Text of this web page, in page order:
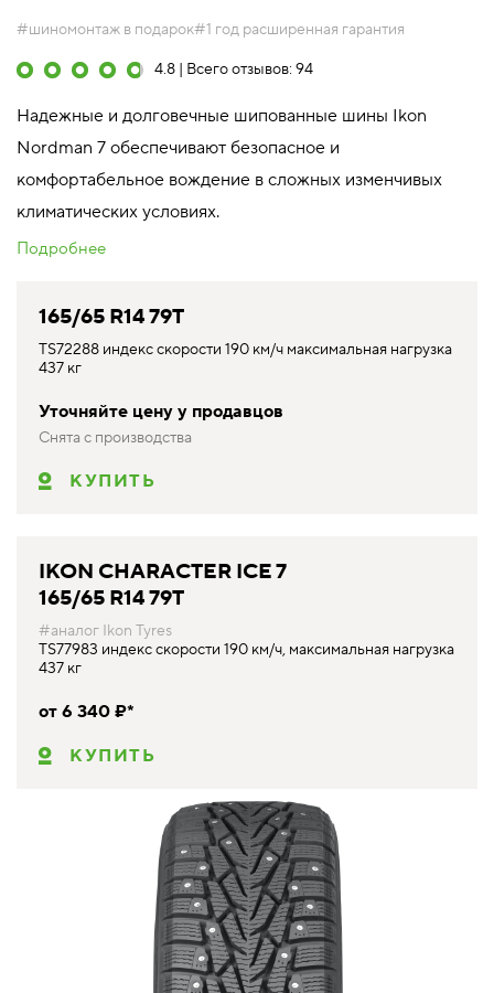
#шиномонтаж в подарок#1 год расширенная гарантия
4.8 | Всего отзывов: 94
Надежные и долговечные шипованные шины Ikon
Nordman 7 обеспечивают безопасное и
комфортабельное вождение в сложных изменчивых
климатических условиях.
Подробнее
165/65 R14 79T
TS72288 индекс скорости 190 км/ч максимальная нагрузка
437 кг
Уточняйте цену у продавцов
Снята с производства
КУПИТЬ
IKON CHARACTER ICE 7
165/65 R14 79T
#аналог Ikon Tyres
TS77983 индекс скорости 190 км/ч, максимальная нагрузка
437 кг
от 6 340 ₽*
КУПИТЬ